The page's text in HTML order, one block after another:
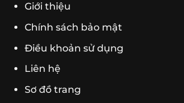
Giới thiệu
Chính sách bảo mật
Điều khoản sử dụng
Liên hệ
Sơ đồ trang